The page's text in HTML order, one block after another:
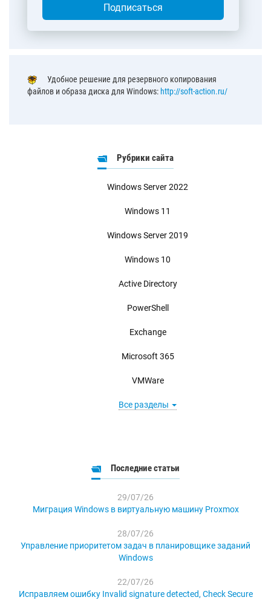
Подписаться
Удобное решение для резервного копирования
файлов и образа диска для Windows: http://soft-action.ru/
Рубрики сайта
Windows Server 2022
Windows 11
Windows Server 2019
Windows 10
Active Directory
PowerShell
Exchange
Microsoft 365
VMWare
Все разделы
Последние статьи
29/07/26
Миграция Windows в виртуальную машину Proxmox
28/07/26
Управление приоритетом задач в планировщике заданий
Windows
22/07/26
Исправляем ошибку Invalid signature detected, Check Secure